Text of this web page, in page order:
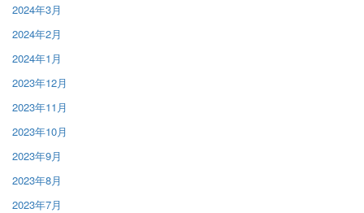
2024年3月
2024年2月
2024年1月
2023年12月
2023年11月
2023年10月
2023年9月
2023年8月
2023年7月